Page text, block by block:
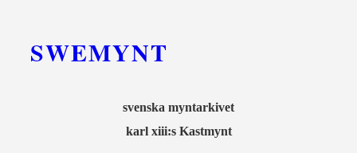
SWEMYNT
svenska myntarkivet
karl xiii:s Kastmynt